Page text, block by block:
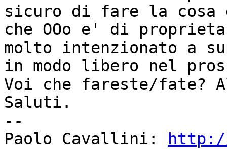
sicuro di fare la cosa
che OOo e' di
molto intenzionato a
in modo libero nel
Voi che fareste/fate?
Saluti.
--
Paolo Cavallini: